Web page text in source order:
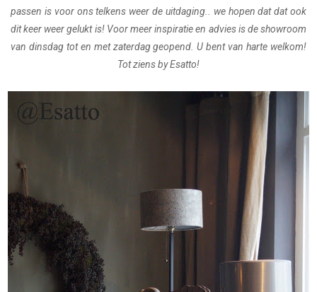
passen is voor ons telkens weer de uitdaging.. we hopen dat dat ook
dit keer weer gelukt is! Voor meer inspiratie en advies is de showroom
van dinsdag tot en met zaterdag geopend. U bent van harte welkom!
Tot ziens by Esatto!